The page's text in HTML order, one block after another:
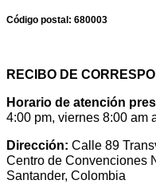
Código postal: 680003
RECIBO DE
Horario de atención
4:00 pm, viernes 8:00 am
Dirección: Calle 89
Centro de Convenciones
Santander, Colombia